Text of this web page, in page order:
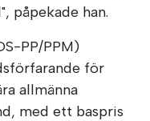
påpekade han.
PP/PPM)
för
allmänna
med ett baspris